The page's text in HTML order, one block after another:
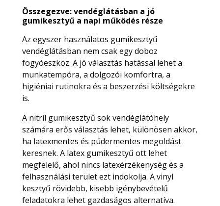
Összegezve: vendéglátásban a jó
gumikesztyű a napi működés része
Az egyszer használatos gumikesztyű
vendéglátásban nem csak egy doboz
fogyóeszköz. A jó választás hatással lehet a
munkatempóra, a dolgozói komfortra, a
higiéniai rutinokra és a beszerzési költségekre
is.
A nitril gumikesztyű sok vendéglátóhely
számára erős választás lehet, különösen akkor,
ha latexmentes és púdermentes megoldást
keresnek. A latex gumikesztyű ott lehet
megfelelő, ahol nincs latexérzékenység és a
felhasználási terület ezt indokolja. A vinyl
kesztyű rövidebb, kisebb igénybevételű
feladatokra lehet gazdaságos alternatíva.